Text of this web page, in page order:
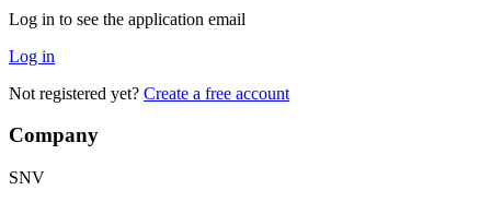
Log in to see the application email
Log in
Not registered yet? Create a free account
Company
SNV